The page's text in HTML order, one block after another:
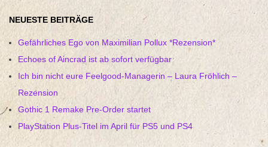
NEUESTE BEITRÄGE
Gefährliches Ego von Maximilian Pollux *Rezension*
Echoes of Aincrad ist ab sofort verfügbar
Ich bin nicht eure Feelgood-Managerin – Laura Fröhlich –
Rezension
Gothic 1 Remake Pre-Order startet
PlayStation Plus-Titel im April für PS5 und PS4